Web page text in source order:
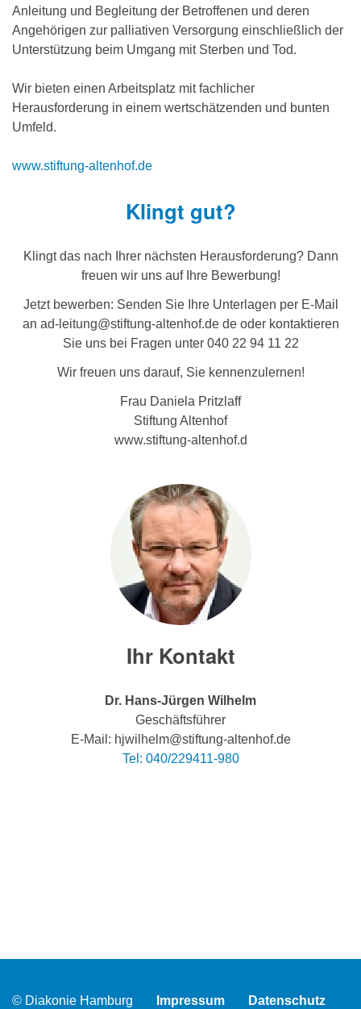
Anleitung und Begleitung der Betroffenen und deren
Angehörigen zur palliativen Versorgung einschließlich der
Unterstützung beim Umgang mit Sterben und Tod.
Wir bieten einen Arbeitsplatz mit fachlicher
Herausforderung in einem wertschätzenden und bunten
Umfeld.
www.stiftung-altenhof.de
Klingt gut?
Klingt das nach Ihrer nächsten Herausforderung? Dann
freuen wir uns auf Ihre Bewerbung!
Jetzt bewerben: Senden Sie Ihre Unterlagen per E-Mail
an ad-leitung@stiftung-altenhof.de de oder kontaktieren
Sie uns bei Fragen unter 040 22 94 11 22
Wir freuen uns darauf, Sie kennenzulernen!
Frau Daniela Pritzlaff
Stiftung Altenhof
www.stiftung-altenhof.d
Ihr Kontakt
Dr. Hans-Jürgen Wilhelm
Geschäftsführer
E-Mail: hjwilhelm@stiftung-altenhof.de
Tel: 040/229411-980
© Diakonie Hamburg Impressum
Datenschutz